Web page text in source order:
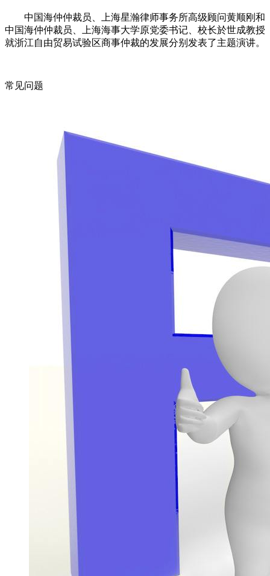
中国海仲仲裁员、上海星瀚律师事务所高级顾问黄顺刚和
中国海仲仲裁员、上海海事大学原党委书记、校长於世成教授
就浙江自由贸易试验区商事仲裁的发展分别发表了主题演讲。
常见问题